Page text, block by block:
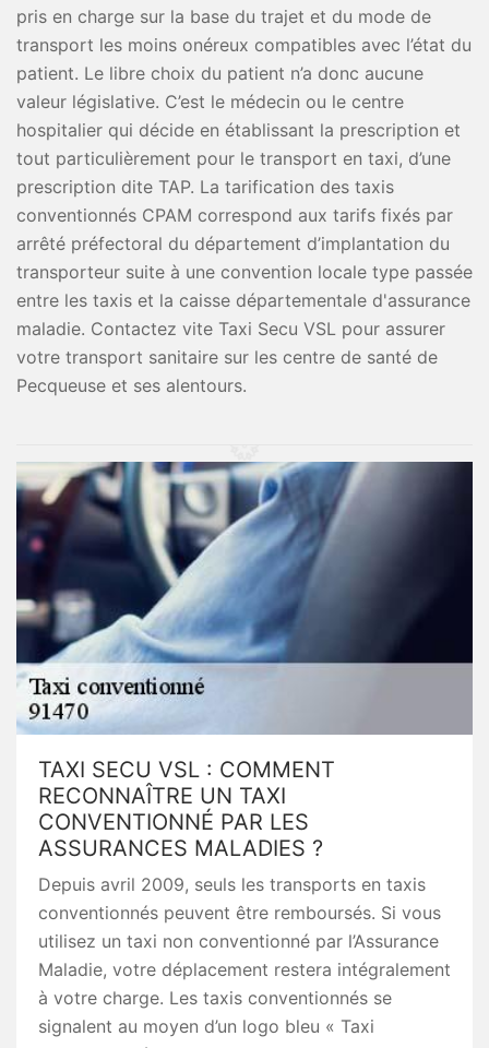
pris en charge sur la base du trajet et du mode de
transport les moins onéreux compatibles avec l’état du
patient. Le libre choix du patient n’a donc aucune
valeur législative. C’est le médecin ou le centre
hospitalier qui décide en établissant la prescription et
tout particulièrement pour le transport en taxi, d’une
prescription dite TAP. La tarification des taxis
conventionnés CPAM correspond aux tarifs fixés par
arrêté préfectoral du département d’implantation du
transporteur suite à une convention locale type passée
entre les taxis et la caisse départementale d'assurance
maladie. Contactez vite Taxi Secu VSL pour assurer
votre transport sanitaire sur les centre de santé de
Pecqueuse et ses alentours.
TAXI SECU VSL : COMMENT
RECONNAÎTRE UN TAXI
CONVENTIONNÉ PAR LES
ASSURANCES MALADIES ?
Depuis avril 2009, seuls les transports en taxis
conventionnés peuvent être remboursés. Si vous
utilisez un taxi non conventionné par l’Assurance
Maladie, votre déplacement restera intégralement
à votre charge. Les taxis conventionnés se
signalent au moyen d’un logo bleu « Taxi